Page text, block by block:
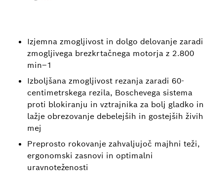
Izjemna zmogljivost in dolgo delovanje zaradi
zmogljivega brezkrtačnega motorja z 2.800
min–1
Izboljšana zmogljivost rezanja zaradi 60-
centimetrskega rezila, Boschevega sistema
proti blokiranju in vztrajnika za bolj gladko in
lažje obrezovanje debelejših in gostejših živih
mej
Preprosto rokovanje zahvaljujoč majhni teži,
ergonomski zasnovi in optimalni
uravnoteženosti